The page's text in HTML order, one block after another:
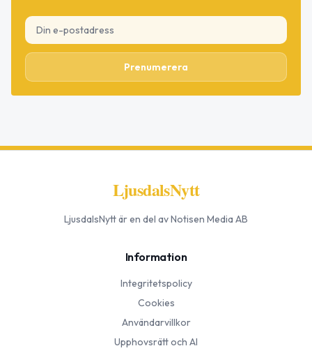
Prenumerera
LjusdalsNytt
LjusdalsNyttär en del av Notisen Media AB
Information
Integritetspolicy
Cookies
Användarvillkor
Upphovsrätt och AI